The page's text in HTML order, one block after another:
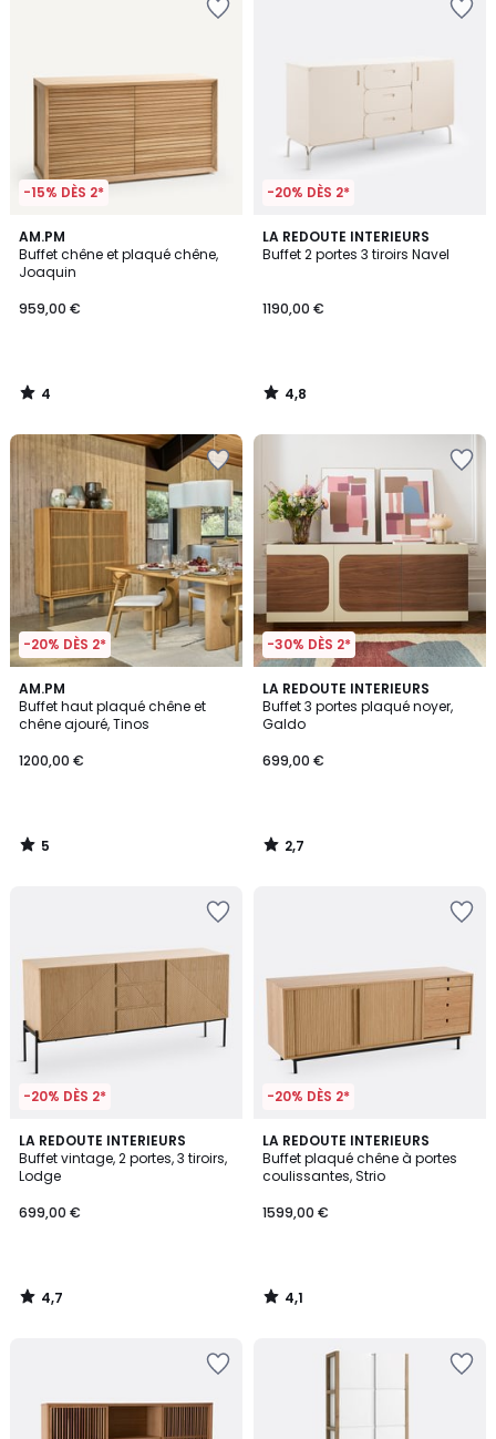
-15% DÈS 2*
AM.PM
Buffet chêne et plaqué chêne,
Joaquin
959,00 €
4
/
5
4
/
-20% DÈS 2*
LA REDOUTE INTERIEURS
Buffet 2 portes 3 tiroirs Navel
1190,00 €
4,8
/ 5
4,8
/
-20% DÈS 2*
AM.PM
Buffet haut plaqué chêne et
chêne ajouré, Tinos
1200,00 €
5
/
5
5
/
-30% DÈS 2*
LA REDOUTE INTERIEURS
Buffet 3 portes plaqué noyer,
Galdo
699,00 €
2,7
/ 5
2,7
/
-20% DÈS 2*
LA REDOUTE INTERIEURS
Buffet vintage, 2 portes, 3 tiroirs,
Lodge
699,00 €
4,7
/ 5
4,7
/
-20% DÈS 2*
LA REDOUTE INTERIEURS
Buffet plaqué chêne à portes
coulissantes, Strio
1599,00 €
4,1
/ 5
4,1
/